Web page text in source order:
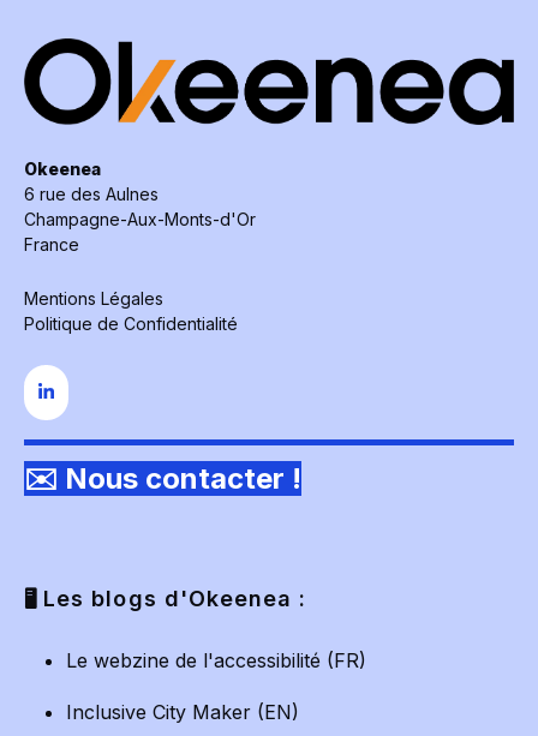
Okeenea
6 rue des Aulnes
Champagne-Aux-Monts-d'Or
France
Mentions Légales
Politique de Confidentialité
✉️ Nous contacter !
🖥️ Les blogs d'Okeenea :
Le webzine de l'accessibilité (FR)
Inclusive City Maker (EN)